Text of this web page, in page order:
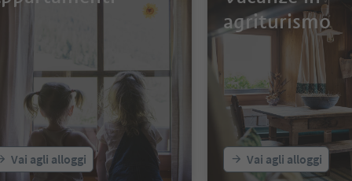
Vai agli alloggi
agriturismo
Vai agli alloggi